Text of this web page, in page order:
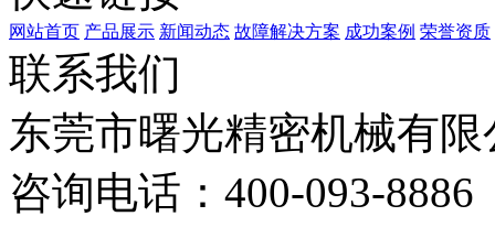
网站首页 产品展示 新闻动态 故障解决方案 成功案例 荣誉资质
联系我们
东莞市曙光精密机械有限
咨询电话：400-093-8886